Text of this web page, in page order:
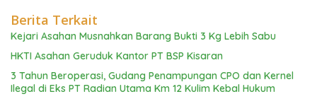
Berita Terkait
Kejari Asahan Musnahkan Barang Bukti 3 Kg Lebih Sabu
HKTI Asahan Geruduk Kantor PT BSP Kisaran
3 Tahun Beroperasi, Gudang Penampungan CPO dan Kernel
Ilegal di Eks PT Radian Utama Km 12 Kulim Kebal Hukum